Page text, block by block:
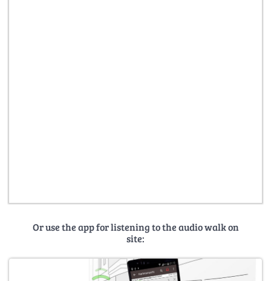
Or use the app for listening to the audio walk on
site: